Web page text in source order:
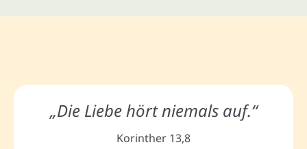
„Die Liebe hört niemals auf.“
Korinther 13,8